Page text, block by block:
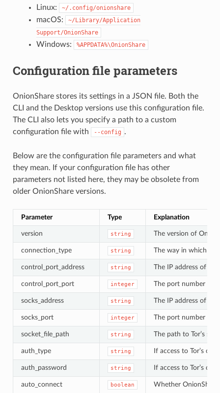
Linux: ~/.config/onionshare
macOS:
~/Library/Application
Support/OnionShare
Windows: %APPDATA%\OnionShare
Configuration file parameters
OnionShare stores its settings in a JSON file. Both the
CLI and the Desktop versions use this configuration file.
The CLI also lets you specify a path to a custom
configuration file with
--config .
Below are the configuration file parameters and what
they mean. If your configuration file has other
parameters not listed here, they may be obsolete from
older OnionShare versions.
Parameter Type Explanation
version string The version of
connection_type string The way in which
control_port_address string The IP address of
control_port_port integer The port number of
socks_address string The IP address of
socks_port integer The port number of
socket_file_path string The path to Tor’s
auth_type string If access to Tor’s
auth_password string If access to Tor’s
auto_connect boolean Whether